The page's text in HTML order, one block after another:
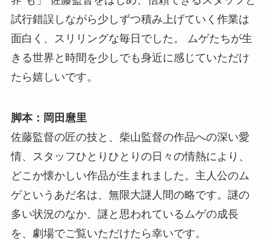
試行錯誤しながら少しずつ積み上げていく作業は
面白く、スリリングな毎日でした。 ムゲたちが生
きる世界と時間を少しでも身近に感じていただけ
たら嬉しいです。
脚本：岡田麿里
佐藤監督の匠の技と、柴山監督の作品への深い愛
情、スタッフひとりひとりの日々の情熱により、
どこか懐かしい作品が生まれました。主人公のム
ゲというあだ名は、無限大謎人間の略です。謎の
多い状況のなか、謎と思われているムゲの成長
を、劇場でご覧いただけたら幸いです。